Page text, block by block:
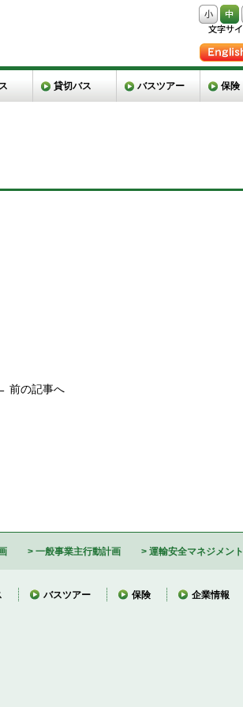
貸切バス バスツアー 保険
前の記事へ
一般事業主行動計画 運輸安全マネジメント
バスツアー 保険 企業情報